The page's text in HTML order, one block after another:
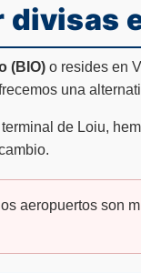
(BIO) o resides en
una
de Loiu,
aeropuertos son